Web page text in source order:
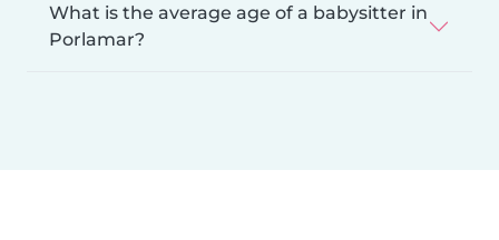
What is the average age of a babysitter in
Porlamar?